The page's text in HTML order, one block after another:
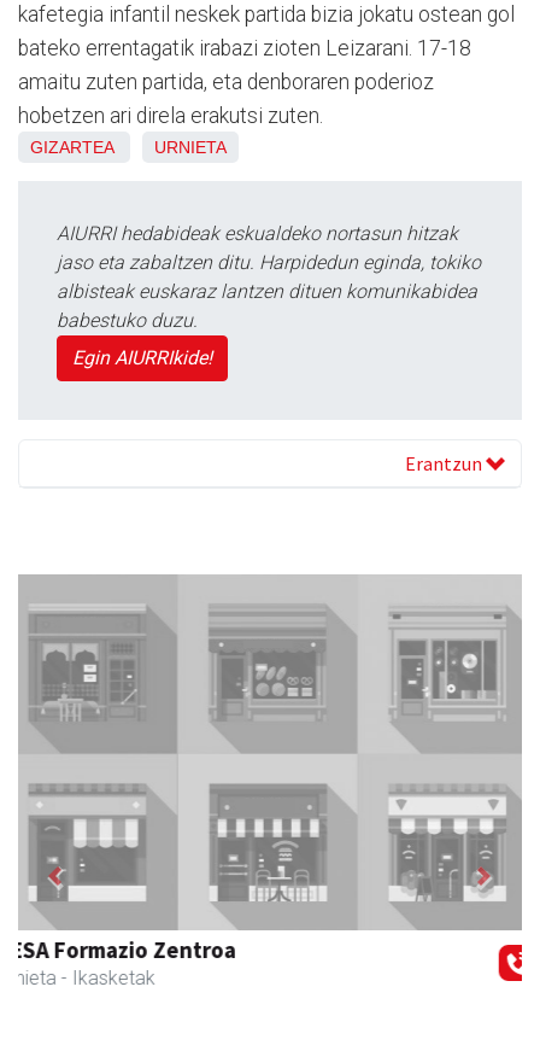
kafetegia infantil neskek partida bizia jokatu ostean gol
bateko errentagatik irabazi zioten Leizarani. 17-18
amaitu zuten partida, eta denboraren poderioz
hobetzen ari direla erakutsi zuten.
GIZARTEA URNIETA
AIURRI hedabideak eskualdeko nortasun hitzak
jaso eta zabaltzen ditu. Harpidedun eginda, tokiko
albisteak euskaraz lantzen dituen komunikabidea
babestuko duzu.
Egin AIURRIkide!
Erantzun
Magale Ikastetxea
Urnieta - Hezkuntza
Previous Next